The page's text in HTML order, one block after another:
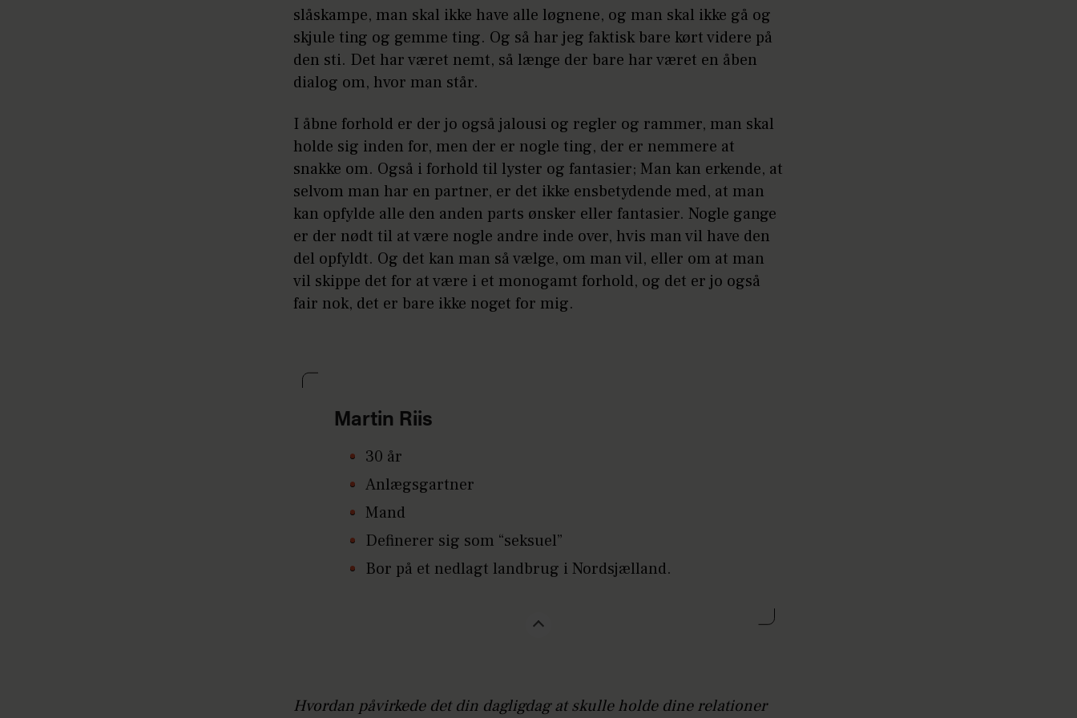
slåskampe, man skal ikke have alle løgnene, og man skal ikke gå og
skjule ting og gemme ting. Og så har jeg faktisk bare kørt videre på
den sti. Det har været nemt, så længe der bare har været en åben
dialog om, hvor man står.
I åbne forhold er der jo også jalousi og regler og rammer, man skal
holde sig inden for, men der er nogle ting, der er nemmere at
snakke om. Også i forhold til lyster og fantasier; Man kan erkende, at
selvom man har en partner, er det ikke ensbetydende med, at man
kan opfylde alle den anden parts ønsker eller fantasier. Nogle gange
er der nødt til at være nogle andre inde over, hvis man vil have den
del opfyldt. Og det kan man så vælge, om man vil, eller om at man
vil skippe det for at være i et monogamt forhold, og det er jo også
fair nok, det er bare ikke noget for mig.
Martin Riis
30 år
Anlægsgartner
Mand
Definerer sig som “seksuel”
Bor på et nedlagt landbrug i Nordsjælland.
Hvordan påvirkede det din dagligdag at skulle holde dine relationer